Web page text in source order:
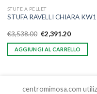
STUFE A PELLET
STUFA RAVELLI CHIARA
€3,538.00 €2,391.20
AGGIUNGI AL CARRELLO
centromimosa.com